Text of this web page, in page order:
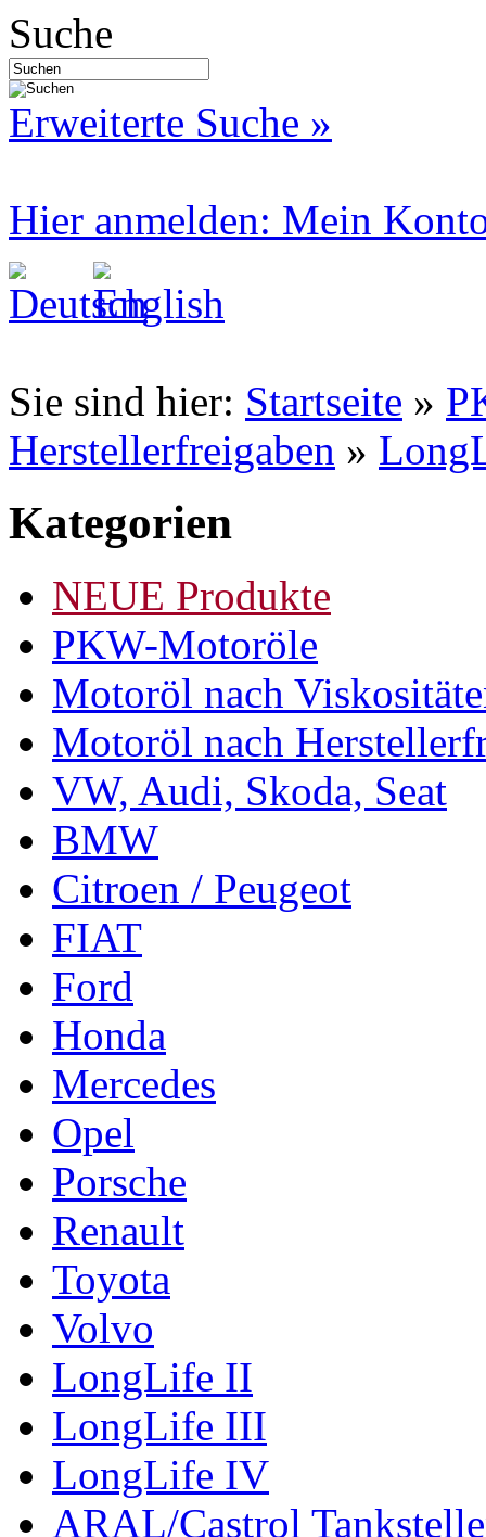
Suche
Erweiterte Suche »
Hier anmelden: Mein
Sie sind hier: Startseite »
Herstellerfreigaben »
Kategorien
NEUE Produkte
PKW-Motoröle
Motoröl nach
Motoröl nach
VW, Audi, Skoda, Seat
BMW
Citroen / Peugeot
FIAT
Ford
Honda
Mercedes
Opel
Porsche
Renault
Toyota
Volvo
LongLife II
LongLife III
LongLife IV
ARAL/Castrol